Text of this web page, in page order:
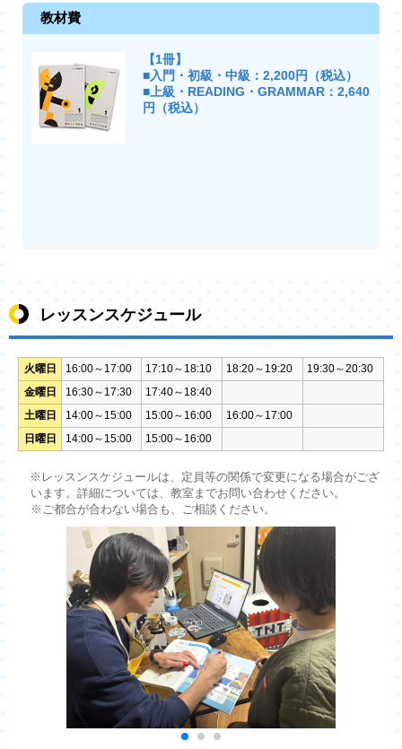
教材費
【1冊】
■入門・初級・中級：2,200円（税込）
■上級・READING・GRAMMAR：2,640
円（税込）
レッスンスケジュール
火曜日 16:00～17:00 17:10～18:10 18:20～19:20
19:30～20:30
金曜日
16:30～17:30
17:40～18:40
土曜日
14:00～15:00 15:00～16:00
16:00～17:00
日曜日
14:00～15:00 15:00～16:00
※レッスンスケジュールは、定員等の関係で変更になる場合がござ
います。詳細については、教室までお問い合わせください。
※ご都合が合わない場合も、ご相談ください。